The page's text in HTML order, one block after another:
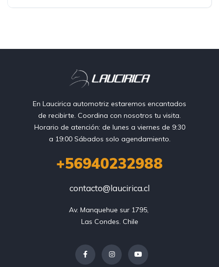
En Laucirica automotriz estaremos encantados
de recibirte. Coordina con nosotros tu visita.
Horario de atención: de lunes a viernes de 9:30
a 19:00 Sábados solo agendamiento.
+56940232988
contacto@laucirica.cl
Av. Manquehue sur 1795,
Las Condes. Chile